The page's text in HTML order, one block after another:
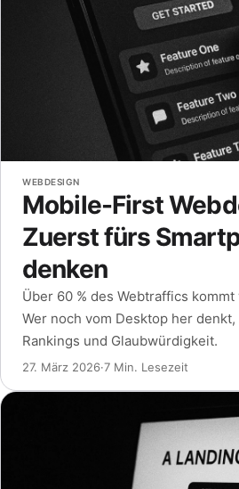
WEBDESIGN
Mobile-First
Zuerst fürs
denken
Über 60 % des Webtraffics
Wer noch vom Desktop her
Rankings und Glaubwürdigkeit.
27. März 2026·7 Min. Lesezeit